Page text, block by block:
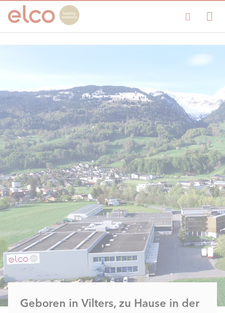
Geboren in Vilters, zu Hause in der